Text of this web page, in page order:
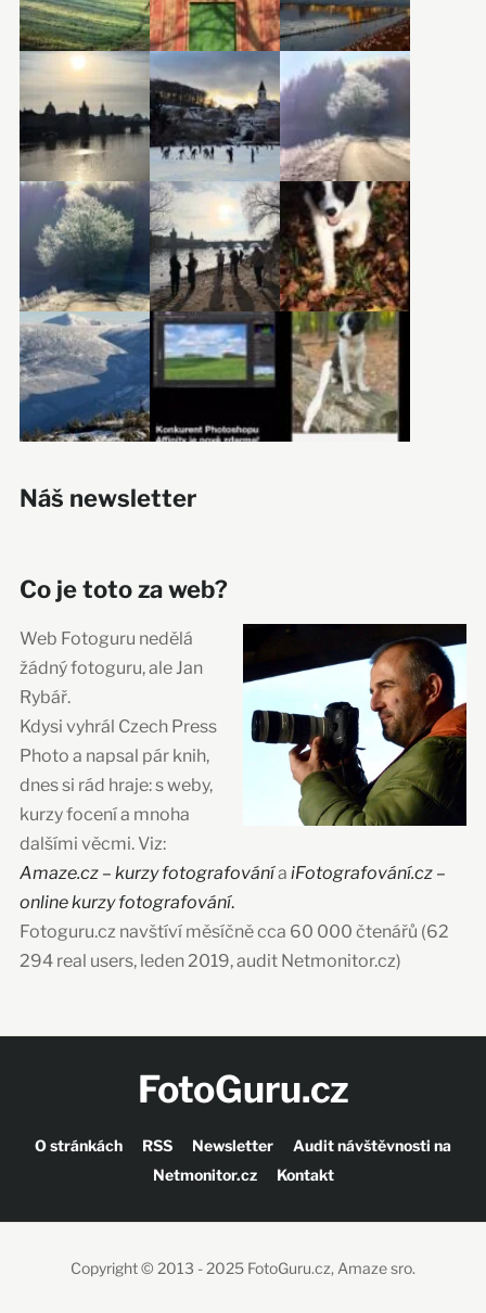
Náš newsletter
Co je toto za web?
Web Fotoguru nedělá
žádný fotoguru, ale Jan
Rybář.
Kdysi vyhrál Czech Press
Photo a napsal pár knih,
dnes si rád hraje: s weby,
kurzy focení a mnoha
dalšími věcmi. Viz:
Amaze.cz – kurzy fotografovánía iFotografování.cz –
online kurzy fotografování.
Fotoguru.cz navštíví měsíčně cca 60 000 čtenářů (62
294 real users, leden 2019, audit Netmonitor.cz)
FotoGuru.cz
O stránkách RSS Newsletter
Audit návštěvnosti na
Netmonitor.cz
Kontakt
Copyright © 2013 - 2025 FotoGuru.cz, Amaze sro.